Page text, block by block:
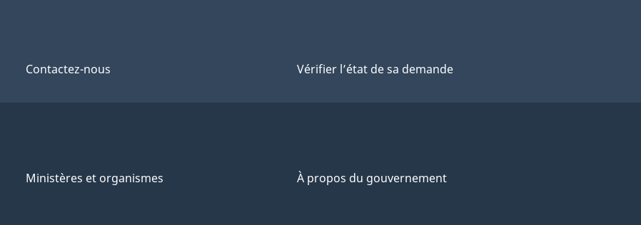
Contactez-nous Vérifier l’état de sa demande
Ministères et organismes À propos du gouvernement